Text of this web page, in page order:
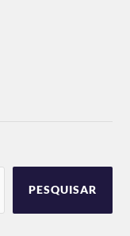
PESQUISAR